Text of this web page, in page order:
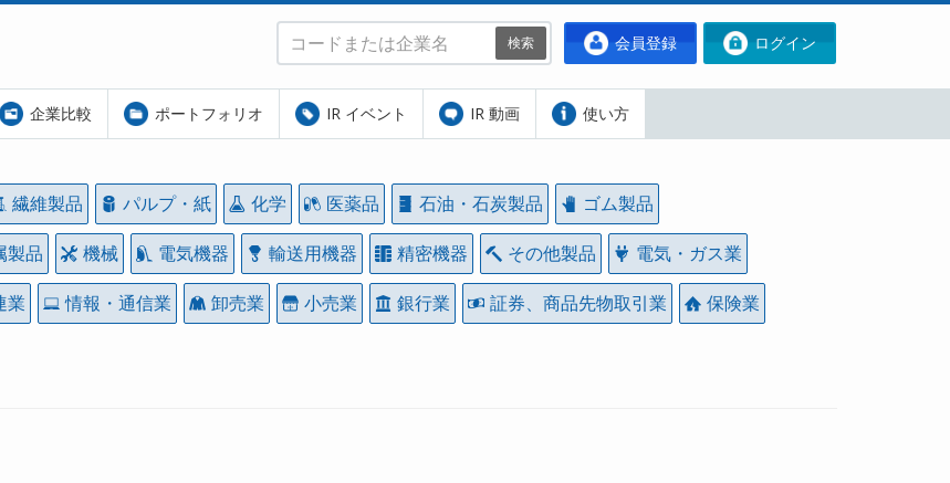
会員登録 ログイン
検索
企業比較 ポートフォリオ IR イベント IR 動画 使い方
繊維製品 パルプ・紙 化学 医薬品 石油・石炭製品 ゴム製品
製品 機械 電気機器 輸送用機器 精密機器 その他製品 電気・ガス業
業 情報・通信業 卸売業 小売業 銀行業 証券、商品先物取引業 保険業